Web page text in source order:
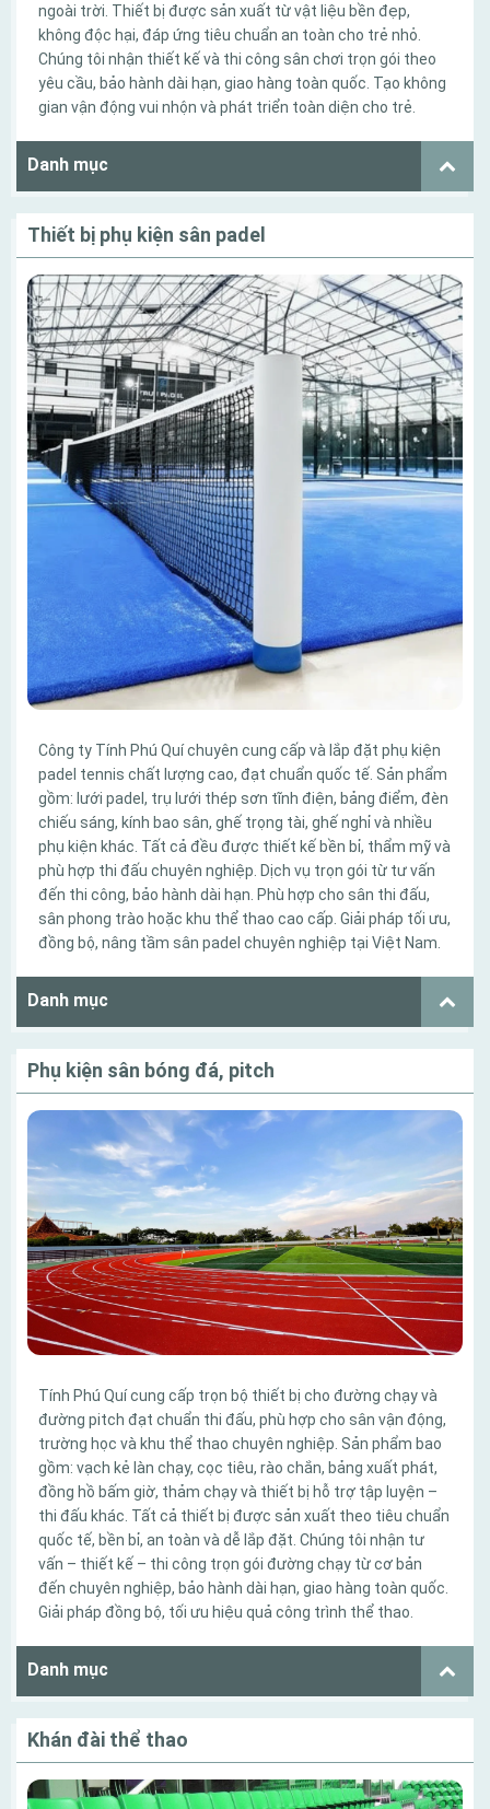
ngoài trời. Thiết bị được sản xuất từ vật liệu bền đẹp,
không độc hại, đáp ứng tiêu chuẩn an toàn cho trẻ nhỏ.
Chúng tôi nhận thiết kế và thi công sân chơi trọn gói theo
yêu cầu, bảo hành dài hạn, giao hàng toàn quốc. Tạo không
gian vận động vui nhộn và phát triển toàn diện cho trẻ.
Danh mục
Thiết bị phụ kiện sân padel
Công ty Tính Phú Quí chuyên cung cấp và lắp đặt phụ kiện
padel tennis chất lượng cao, đạt chuẩn quốc tế. Sản phẩm
gồm: lưới padel, trụ lưới thép sơn tĩnh điện, bảng điểm, đèn
chiếu sáng, kính bao sân, ghế trọng tài, ghế nghỉ và nhiều
phụ kiện khác. Tất cả đều được thiết kế bền bỉ, thẩm mỹ và
phù hợp thi đấu chuyên nghiệp. Dịch vụ trọn gói từ tư vấn
đến thi công, bảo hành dài hạn. Phù hợp cho sân thi đấu,
sân phong trào hoặc khu thể thao cao cấp. Giải pháp tối ưu,
đồng bộ, nâng tầm sân padel chuyên nghiệp tại Việt Nam.
Danh mục
Phụ kiện sân bóng đá, pitch
Tính Phú Quí cung cấp trọn bộ thiết bị cho đường chạy và
đường pitch đạt chuẩn thi đấu, phù hợp cho sân vận động,
trường học và khu thể thao chuyên nghiệp. Sản phẩm bao
gồm: vạch kẻ làn chạy, cọc tiêu, rào chắn, bảng xuất phát,
đồng hồ bấm giờ, thảm chạy và thiết bị hỗ trợ tập luyện –
thi đấu khác. Tất cả thiết bị được sản xuất theo tiêu chuẩn
quốc tế, bền bỉ, an toàn và dễ lắp đặt. Chúng tôi nhận tư
vấn – thiết kế – thi công trọn gói đường chạy từ cơ bản
đến chuyên nghiệp, bảo hành dài hạn, giao hàng toàn quốc.
Giải pháp đồng bộ, tối ưu hiệu quả công trình thể thao.
Danh mục
Khán đài thể thao